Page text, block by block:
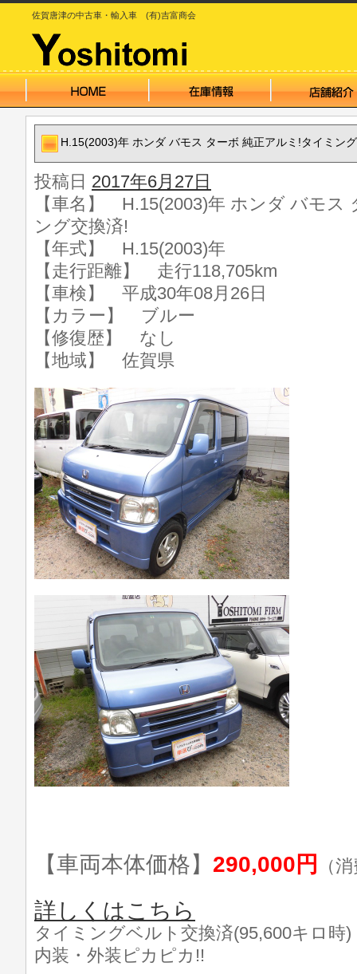
佐賀唐津の中古車・輸入車 (有)吉富商会
H.15(2003)年 ホンダ バモス ターボ 純正アルミ!タイミン
投稿日 2017年6月27日
【車名】 H.15(2003)年 ホンダ バモス
ング交換済!
【年式】 H.15(2003)年
【走行距離】 走行118,705km
【車検】 平成30年08月26日
【カラー】 ブルー
【修復歴】 なし
【地域】 佐賀県
【車両本体価格】 290,000円 （
詳しくはこちら
タイミングベルト交換済(95,600キロ時)
内装・外装ピカピカ!!